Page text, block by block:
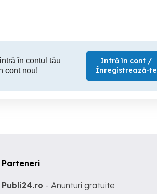
în contul tău
cont nou!
Intră în cont /
Înregistrează-te
Parteneri
Publi24.ro - Anunturi gratuite